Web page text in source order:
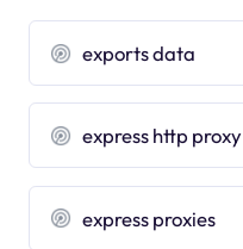
exports data
express http proxy
express proxies